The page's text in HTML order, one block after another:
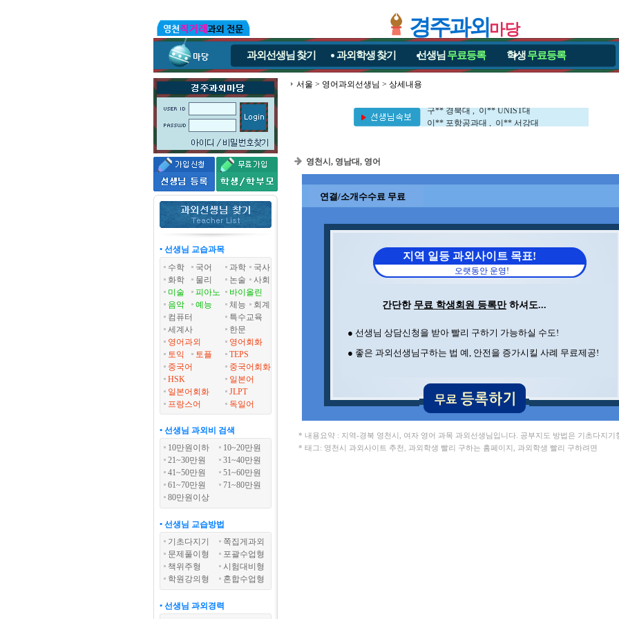
경주과외마당
과외선생님 찾기 과외학생찾기 선생님 무료등록 학생무료등록
• 선생님 교습과목
수학
국어 과학
국사
화학
물리 논술
사회
미술
피아노
바이올린
음악
예능 체능
회계
컴퓨터
특수교육
세계사
한문
영어과외
영어회화
토익
토플
TEPS
중국어
중국어회화
HSK
일본어
일본어회화
JLPT
프랑스어
독일어
• 선생님 과외비 검색
10만원이하
10~20만원
21~30만원
31~40만원
41~50만원
51~60만원
61~70만원
71~80만원
80만원이상
• 선생님 교습방법
기초다지기
쪽집게과외
문제풀이형
포괄수업형
책위주형
시험대비형
학원강의형
혼합수업형
• 선생님 과외경력
서울 > 영어과외선생님 > 상세내용
구** 경북대 , 이** UNIST대
이** 포항공과대 , 이** 서강대
신** 포항공과대 , 이** 부경대
전** 포항공과대 , 권** 포항공과대
이** 포항공과대 , 이** 서강대
김** 세멜바이스대 , 김** 포항공과대
정** 포항공과대 , 민** 영남대
영천시, 영남대, 영어
연결/소개수수료 무료
지역 일등 과외사이트 목표!
오랫동안 운영!
간단한 무료 학생회원 등록만하셔도...
● 선생님 상담신청을 받아 빨리 구하기 가능하실 수도!
● 좋은 과외선생님구하는 법 예, 안전을 증가시킬 사례 무료제공!
* 내용요약 : 지역-경북 영천시, 여자 영어 과목 과외선생님입니다. 공부지도 방법은 기초다지기
* 태그: 영천시 과외사이트 추천, 과외학생 빨리 구하는 홈페이지, 과외학생 빨리 구하려면